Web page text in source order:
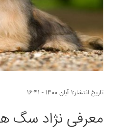
تاریخ انتشار:1 آبان 1400 - 16:41
معرفی نژاد سگ